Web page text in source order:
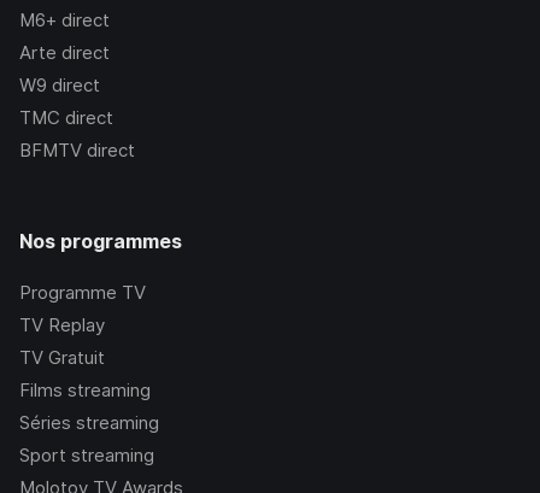
M6+ direct
Arte direct
W9 direct
TMC direct
BFMTV direct
Nos programmes
Programme TV
TV Replay
TV Gratuit
Films streaming
Séries streaming
Sport streaming
Molotov TV Awards